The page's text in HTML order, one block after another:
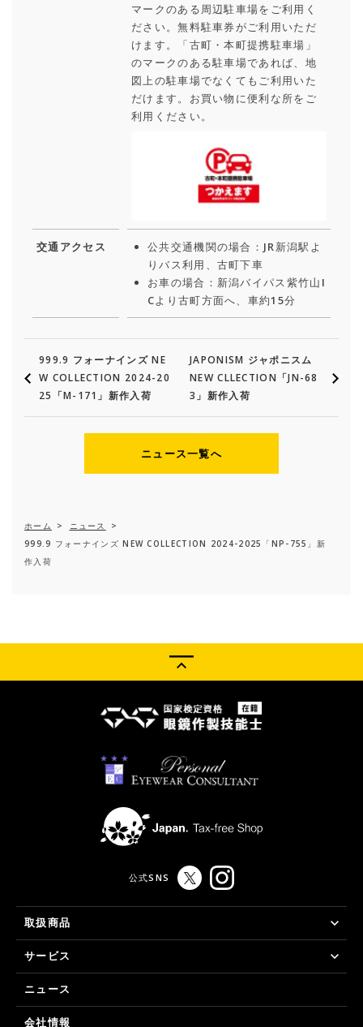
マークのある周辺駐車場をご利用く
ださい。無料駐車券がご利用いただ
けます。「古町・本町提携駐車場」
のマークのある駐車場であれば、地
図上の駐車場でなくてもご利用いた
だけます。お買い物に便利な所をご
利用ください。
交通アクセス
公共交通機関の場合：JR新潟駅よ
りバス利用、古町下車
お車の場合：新潟バイパス紫竹山I
Cより古町方面へ、車約15分
999.9 フォーナインズ NE
W COLLECTION 2024-20
25「M-171」新作入荷
JAPONISM ジャポニスム
NEW CLLECTION「JN-68
3」新作入荷
ニュース一覧へ
ホーム > ニュース
>
999.9 フォーナインズ NEW COLLECTION 2024-2025「NP-755」新
作入荷
公式SNS
取扱商品
サービス
ニュース
会社情報